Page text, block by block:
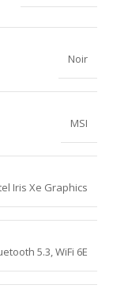
Noir
MSI
Iris Xe Graphics
5.3,WiFi 6E